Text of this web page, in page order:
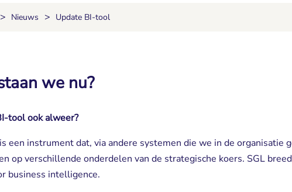
> Nieuws > Update BI-tool
we nu?
tool ook alweer?
een instrument dat, via andere systemen die we in de organisatie
op verschillende onderdelen van de strategische koers. SGL
business intelligence.